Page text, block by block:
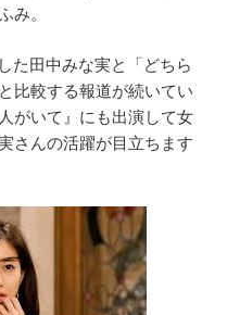
み。
た田中みな実と「どちら
比較する報道が続いてい
がいて』にも出演して女
さんの活躍が目立ちます